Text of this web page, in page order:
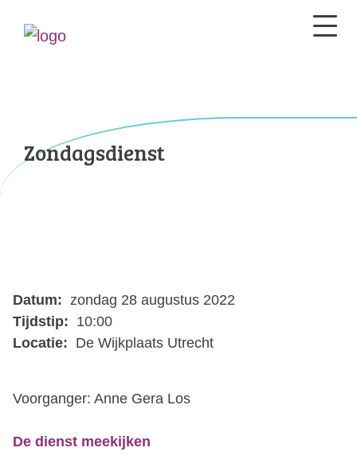
Zondagsdienst
Datum: zondag 28 augustus 2022
Tijdstip: 10:00
Locatie: De Wijkplaats Utrecht
Voorganger: Anne Gera Los
De dienst meekijken